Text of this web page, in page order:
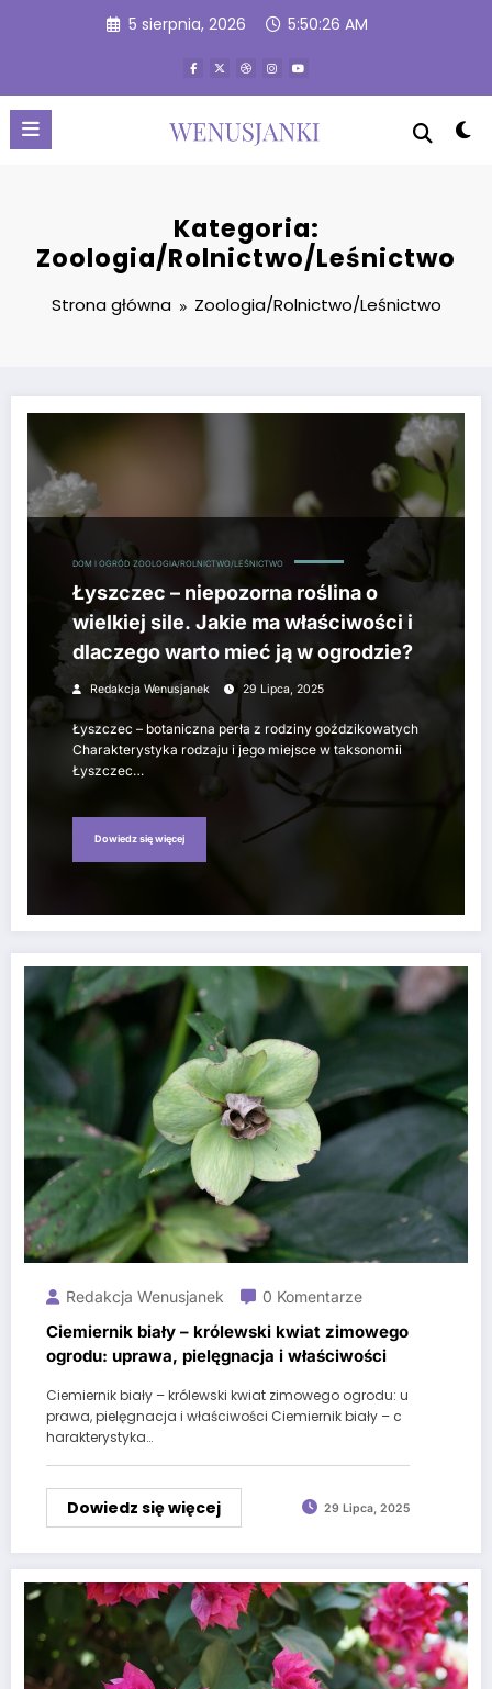
5 sierpnia, 2026 5:50:27 AM
Kategoria:
Zoologia/Rolnictwo/Leśnictwo
Strona główna Zoologia/Rolnictwo/Leśnictwo
Łyszczec – niepozorna roślina o wielkiej sile. Jakie ma właściwości i
DOM I OGRÓD ZOOLOGIA/ROLNICTWO/LEŚNICTWO
Łyszczec – niepozorna roślina o
wielkiej sile. Jakie ma właściwości i
dlaczego warto mieć ją w ogrodzie?
Redakcja Wenusjanek 29 Lipca, 2025
Łyszczec – botaniczna perła z rodziny goździkowatych
Charakterystyka rodzaju i jego miejsce w taksonomii
Łyszczec…
Dowiedz się więcej
Redakcja Wenusjanek 0 Komentarze
Ciemiernik biały – królewski kwiat zimowego
ogrodu: uprawa, pielęgnacja i właściwości
Ciemiernik biały – królewski kwiat zimowego ogrodu: u
prawa, pielęgnacja i właściwości Ciemiernik biały – c
harakterystyka…
Dowiedz się więcej 29 Lipca, 2025